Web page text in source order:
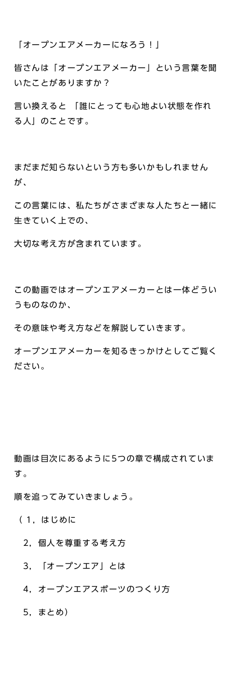
「オープンエアメーカーになろう！」
皆さんは「オープンエアメーカー」という言葉を聞
いたことがありますか？
言い換えると 「誰にとっても心地よい状態を作れ
る人」のことです。
まだまだ知らないという方も多いかもしれません
が、
この言葉には、私たちがさまざまな人たちと一緒に
生きていく上での、
大切な考え方が含まれています。
この動画ではオープンエアメーカーとは一体どうい
うものなのか、
その意味や考え方などを解説していきます。
オープンエアメーカーを知るきっかけとしてご覧く
ださい。
動画は目次にあるように5つの章で構成されていま
す。
順を追ってみていきましょう。
（ 1，はじめに
2，個人を尊重する考え方
3，「オープンエア」とは
4，オープンエアスポーツのつくり方
5，まとめ）